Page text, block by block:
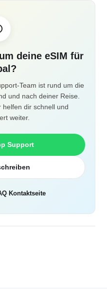
deine eSIM für
Team ist rund um die
und nach deiner Reise.
helfen dir schnell und
weiter.
Support
·Kontaktseite